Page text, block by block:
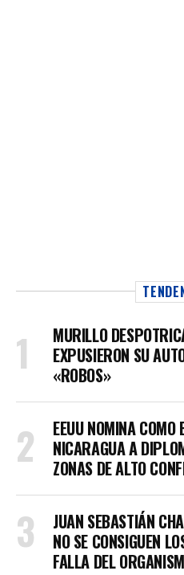
MURILLO
EXPUSIERON SU
«ROBOS»
EEUU NOMINA COMO
NICARAGUA A
ZONAS DE ALTO
JUAN SEBASTIÁN
NO SE CONSIGUEN
FALLA DEL